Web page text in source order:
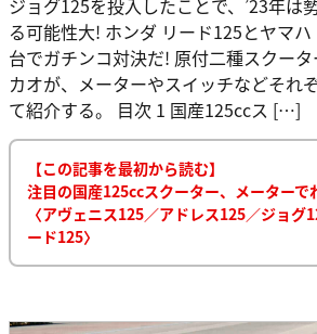
ジョグ125を投入したことで、’23年は
る可能性大! ホンダ リード125とヤマ
台でガチンコ対決だ! 原付二種スクー
カオが、メーターやスイッチなどそれ
て紹介する。 目次 1 国産125ccス […]
【この記事を最初から読む】
注目の国産125ccスクーター、メーターで
〈アヴェニス125／アドレス125／ジョグ
ード125〉